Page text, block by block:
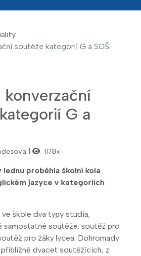
soutěže kategorií G a SOŠ
G a
1178x
lednu proběhla školní kola
jazyce v kategoriích
škole dva typy studia,
samostatné soutěže: soutěž pro
pro žáky lycea. Dohromady
dvacet soutěžících, z